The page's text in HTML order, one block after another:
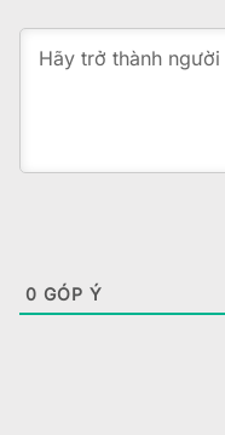
0 GÓP Ý